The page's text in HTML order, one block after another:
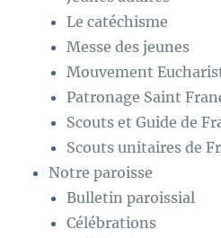
Le catéchisme
Messe des jeunes
Mouvement
Patronage Saint
Scouts et Guide de
Scouts unitaires de
Notre paroisse
Bulletin paroissial
Célébrations